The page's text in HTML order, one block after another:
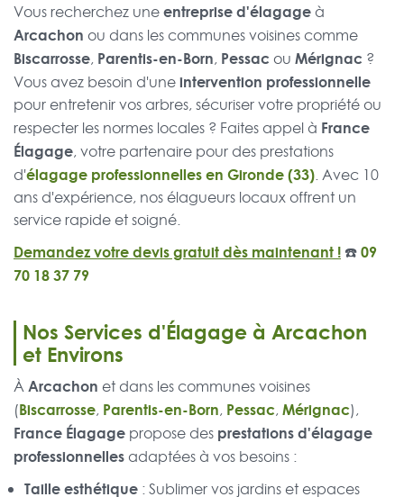
Vous recherchez uneentreprise d'élagageà
Arcachon ou dans les communes voisines comme
Biscarrosse, Parentis-en-Born, Pessac ou Mérignac ?
Vous avez besoin d'uneintervention professionnelle
pour entretenir vos arbres, sécuriser votre propriété ou
respecter les normes locales ? Faites appel à France
Élagage, votre partenaire pour des prestations
d'élagage professionnelles en Gironde (33). Avec 10
ans d'expérience, nos élagueurs locaux offrent un
service rapide et soigné.
Demandez votre devis gratuit dès maintenant ! ☎️09
70 18 37 79
Nos Services d'Élagage à Arcachon
et Environs
ÀArcachon et dans les communes voisines
(Biscarrosse, Parentis-en-Born, Pessac, Mérignac),
France Élagage propose des prestations d'élagage
professionnellesadaptées à vos besoins :
Taille esthétique : Sublimer vos jardins et espaces